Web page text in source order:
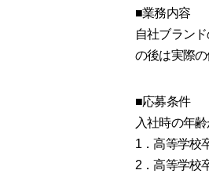
■業務内容
自社ブラン
の後は実際の
■応募条件
入社時の年
1．高等学校
2．高等学校